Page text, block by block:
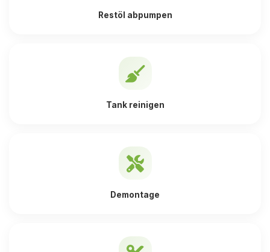
Restöl abpumpen
Tank reinigen
Demontage